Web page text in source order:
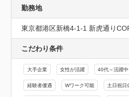
勤務地
東京都港区新橋4-1-1 新虎通り
こだわり条件
大手企業 女性が活躍 40代～活躍中
経験者優遇 Wワーク可能 土日祝日